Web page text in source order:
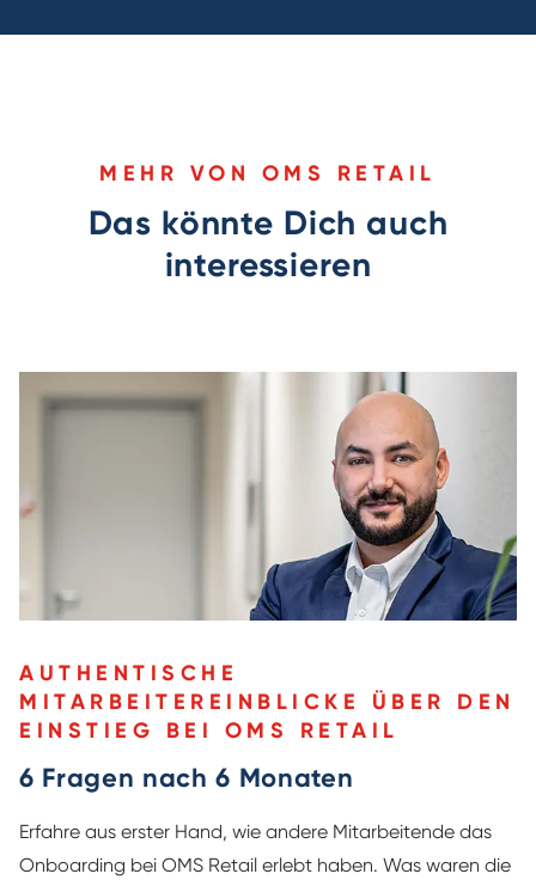
MEHR VON OMS RETAIL
Das könnte Dich auch
interessieren
AUTHENTISCHE
MITARBEITEREINBLICKE ÜBER DEN
EINSTIEG BEI OMS RETAIL
6 Fragen nach 6 Monaten
Erfahre aus erster Hand, wie andere Mitarbeitende das
Onboarding bei OMS Retail erlebt haben. Was waren die